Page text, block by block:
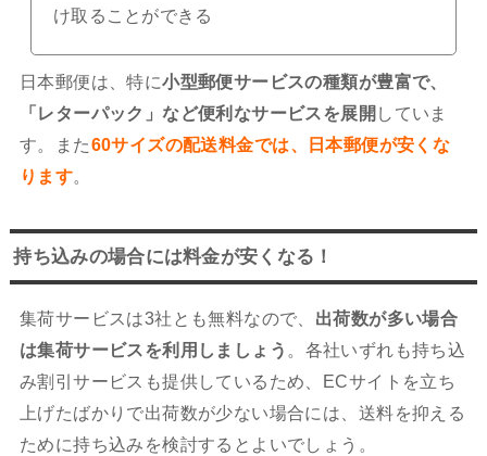
け取ることができる
日本郵便は、特に小型郵便サービスの種類が豊富で、
「レターパック」など便利なサービスを展開 していま
す。また60サイズの配送料金では、日本郵便が安くな
ります。
持ち込みの場合には料金が安くなる！
集荷サービスは3社とも無料なので、 出荷数が多い場合
は集荷サービスを利用しましょう 。各社いずれも持ち込
み割引サービスも提供しているため、ECサイトを立ち
上げたばかりで出荷数が少ない場合には、送料を抑える
ために持ち込みを検討するとよいでしょう。